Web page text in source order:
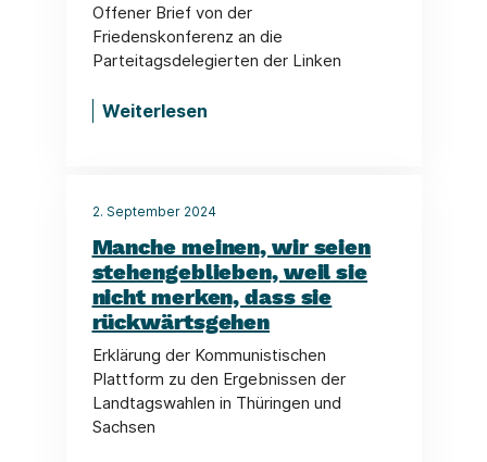
Offener Brief von der
Friedenskonferenz an die
Parteitagsdelegierten der Linken
Weiterlesen
2. September 2024
Manche meinen, wir seien
stehengeblieben, weil sie
nicht merken, dass sie
rückwärtsgehen
Erklärung der Kommunistischen
Plattform zu den Ergebnissen der
Landtagswahlen in Thüringen und
Sachsen